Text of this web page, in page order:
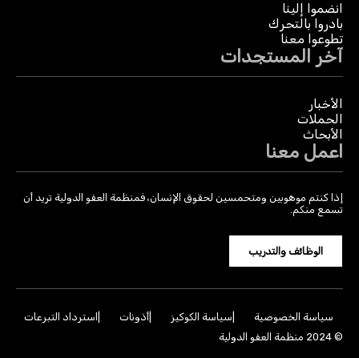
انضموا إلينا
بادروا بالتحرك
تطوعوا معنا
آخر المستجدات
الأخبار
الحملات
الأبحاث
اعمل معنا
إذا كنتم موهوبين ومتحمسين لحقوق الإنسان، فمنظمة العفو الدولية تريد أن
تسمع منكم.
الوظائف والتدريب
سياسة الخصوصية سياسة الكوكيز أذونات
استرداد التبرعات
© 2024 منظمة العفو الدولية